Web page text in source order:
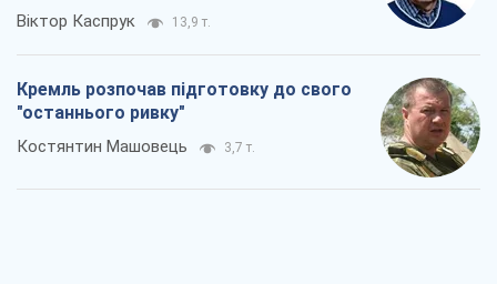
Віктор Каспрук 13,9 т.
Кремль розпочав підготовку до свого
"останнього ривку"
Костянтин Машовець 3,7 т.